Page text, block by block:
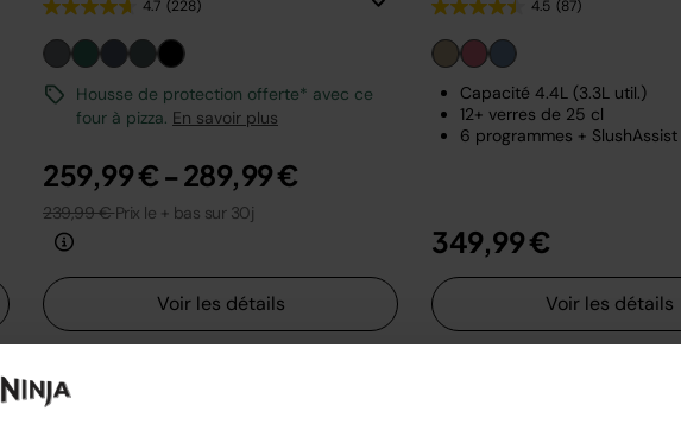
4.7 (228)
Housse de protection offerte* avec ce
four à pizza. En savoir plus
259,99 € - 289,99 €
239,99 €Prix le + bas sur 30j
Voir les détails
4.5 (87)
Capacité 4.4L (3.3L util.)
12+ verres de 25 cl
6 programmes + SlushAssist
349,99 €
Voir les détails